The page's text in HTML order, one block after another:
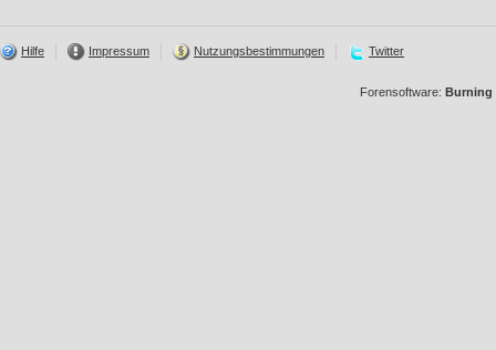
Hilfe Impressum Nutzungsbestimmungen Twitter
Forensoftware: Burning